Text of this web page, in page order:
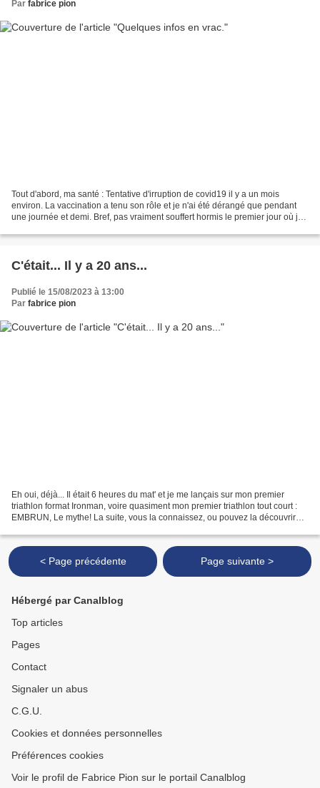
Par fabrice pion
Tout d'abord, ma santé : Tentative d'irruption de covid19 il y a un mois
environ. La vaccination a tenu son rôle et je n'ai été dérangé que pendant
une journée et demi. Bref, pas vraiment souffert hormis le premier jour où je
C'était... Il y a 20 ans...
Publié le 15/08/2023 à 13:00
Par fabrice pion
Eh oui, déjà... Il était 6 heures du mat' et je me lançais sur mon premier
triathlon format Ironman, voire quasiment mon premier triathlon tout court :
EMBRUN, Le mythe! La suite, vous la connaissez, ou pouvez la découvrir
< Page précédente Page suivante >
Hébergé par Canalblog
Top articles
Pages
Contact
Signaler un abus
C.G.U.
Cookies et données personnelles
Préférences cookies
Voir le profil de Fabrice Pion sur le portail Canalblog